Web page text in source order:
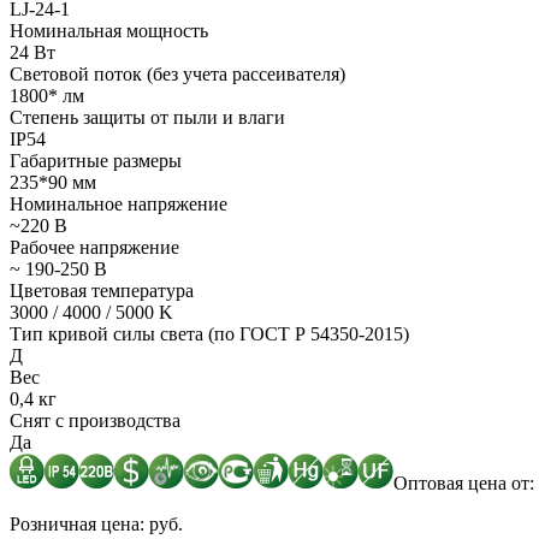
LJ-24-1
Номинальная мощность
24 Вт
Световой поток (без учета рассеивателя)
1800* лм
Степень защиты от пыли и влаги
IP54
Габаритные размеры
235*90 мм
Номинальное напряжение
~220 В
Рабочее напряжение
~ 190-250 В
Цветовая температура
3000 / 4000 / 5000 K
Тип кривой силы света (по ГОСТ Р 54350-2015)
Д
Вес
0,4 кг
Снят с производства
Да
Оптовая цена от:
Розничная цена: руб.